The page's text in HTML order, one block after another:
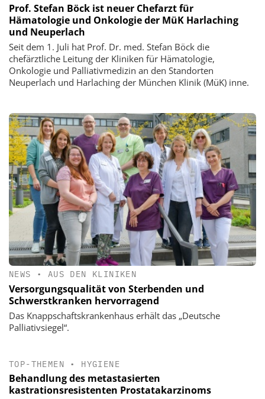
Prof. Stefan Böck ist neuer Chefarzt für
Hämatologie und Onkologie der MüK Harlaching
und Neuperlach
Seit dem 1. Juli hat Prof. Dr. med. Stefan Böck die
chefärztliche Leitung der Kliniken für Hämatologie,
Onkologie und Palliativmedizin an den Standorten
Neuperlach und Harlaching der München Klinik (MüK) inne.
NEWS • AUS DEN KLINIKEN
Versorgungsqualität von Sterbenden und
Schwerstkranken hervorragend
Das Knappschaftskrankenhaus erhält das „Deutsche
Palliativsiegel“.
TOP-THEMEN • HYGIENE
Behandlung des metastasierten
kastrationsresistenten Prostatakarzinoms